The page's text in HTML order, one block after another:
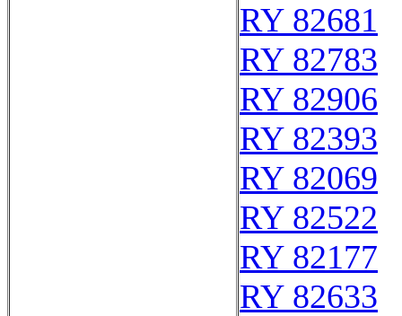
RY 82681
RY 82783
RY 82906
RY 82393
RY 82069
RY 82522
RY 82177
RY 82633